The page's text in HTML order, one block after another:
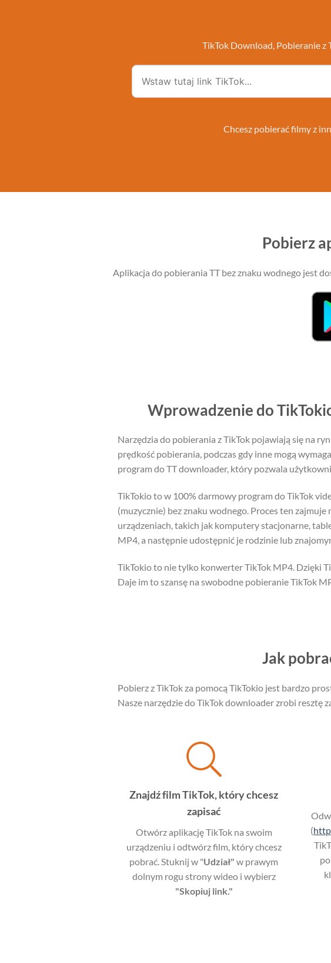
TikTok Download, Pobieranie
Chcesz pobierać filmy z
Pobierz
Aplikacja do pobierania TT bez znaku wodnego jest
Wprowadzenie do
Narzędzia do pobierania z TikTok pojawiają się na
prędkość pobierania, podczas gdy inne mogą
program do TT downloader, który pozwala
TikTokio to w 100% darmowy program do TikTok
(muzycznie) bez znaku wodnego. Proces ten
urządzeniach, takich jak komputery stacjonarne,
MP4, a następnie udostępnić je rodzinie lub
TikTokio to nie tylko konwerter TikTok MP4. Dzięki
Daje im to szansę na swobodne pobieranie TikTok
Jak
Pobierz z TikTok za pomocą TikTokio jest bardzo
Nasze narzędzie do TikTok downloader zrobi resztę
Znajdź film TikTok, który chcesz
zapisać
Otwórz aplikację TikTok na swoim
urządzeniu i odtwórz film, który chcesz
pobrać. Stuknij w "Udział"w prawym
dolnym rogu strony wideo i wybierz
"Skopiuj link."
(